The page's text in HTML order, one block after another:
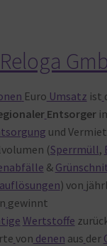
Euro Umsatz ist
Entsorger
und
(Sperrmüll,
&
) von
gewinnt
Wertstoffe
von denen aus der